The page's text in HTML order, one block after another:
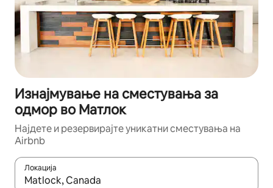
Изнајмување на сместувања за
одмор во Матлок
Најдете и резервирајте уникатни сместувања на
Airbnb
Локација
Кога резултатите се достапни, движете се со копчињата